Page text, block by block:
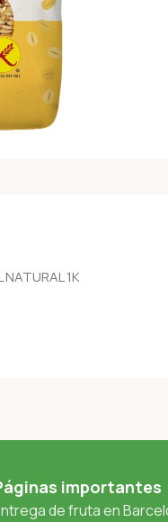
NATURAL 1K
importantes
de fruta en